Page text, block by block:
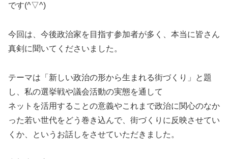
です(^▽^)
今回は、今後政治家を目指す参加者が多く、本当に皆さん
真剣に聞いてくださいました。
テーマは「新しい政治の形から生まれる街づくり」と題
し、私の選挙戦や議会活動の実態を通して
ネットを活用することの意義やこれまで政治に関心のなか
った若い世代をどう巻き込んで、街づくりに反映させてい
くか、というお話しをさせていただきました。